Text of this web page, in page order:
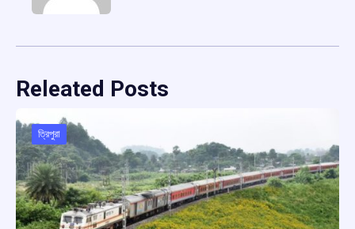
Releated Posts
ত্রিপুরা